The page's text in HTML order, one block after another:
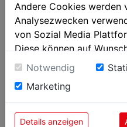
Andere Cookies werden
Analysezwecken
von Sozial Media
Diese können auf
sie unsere Webseite
Einwilligung zu unseren
Notwendig
Marketing
Details anzeigen